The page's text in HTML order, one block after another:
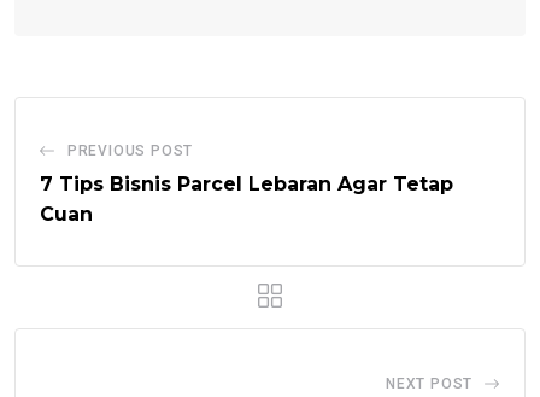
PREVIOUS POST
7 Tips Bisnis Parcel Lebaran Agar Tetap
Cuan
NEXT POST